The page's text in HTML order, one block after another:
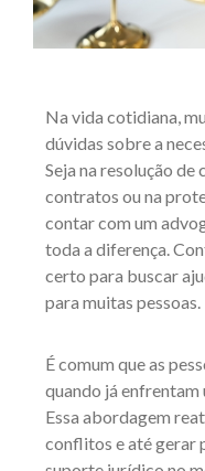
Na vida cotidiana,
dúvidas sobre a
Seja na resolução
contratos ou na
contar com um
toda a diferença.
certo para buscar
para muitas pessoas.
É comum que as
quando já
Essa abordagem
conflitos e até gerar